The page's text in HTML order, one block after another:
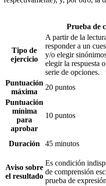
Prueba de
Tipo de
ejercicio
A partir de la
responder a un
y/o elegir
elegir la respuesta
serie de opciones.
Puntuación
máxima
20 puntos
Puntuación
mínima
para
aprobar
10 puntos
Duración 45 minutos
Aviso sobre
el resultado
Es condición
de comprensión
prueba de